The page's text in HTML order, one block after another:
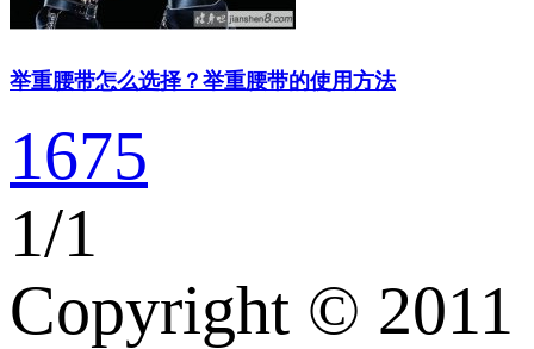
举重腰带怎么选择？举重腰带的使用方法
1675
1/1
Copyright © 2011